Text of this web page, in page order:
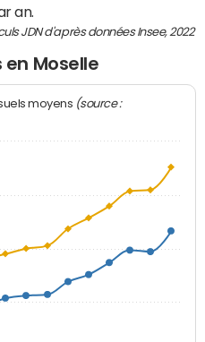
an.
JDN d'après données Insee, 2022
en Moselle
moyens (source :